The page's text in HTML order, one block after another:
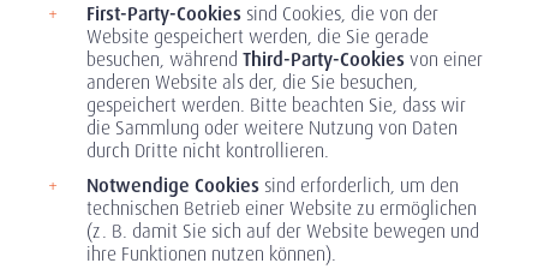
First-Party-Cookies sind Cookies, die von der
Website gespeichert werden, die Sie gerade
besuchen, während Third-Party-Cookiesvon einer
anderen Website als der, die Sie besuchen,
gespeichert werden. Bitte beachten Sie, dass wir
die Sammlung oder weitere Nutzung von Daten
durch Dritte nicht kontrollieren.
Notwendige Cookies sind erforderlich, um den
technischen Betrieb einer Website zu ermöglichen
(z. B. damit Sie sich auf der Website bewegen und
ihre Funktionen nutzen können).